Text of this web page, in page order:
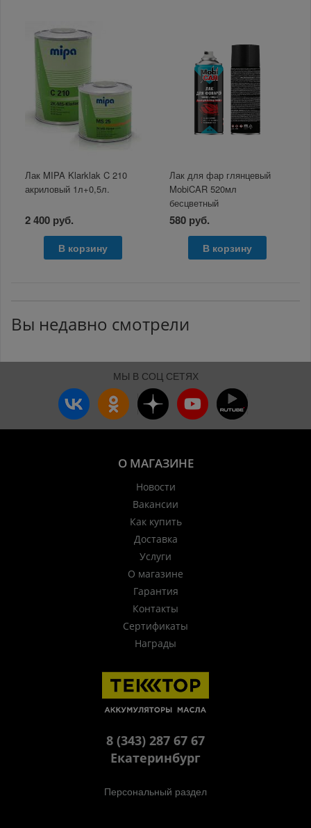
Лак MIPA Klarklak C 210
акриловый 1л+0,5л.
2 400 руб.
В корзину
Лак для фар глянцевый
MobiCAR 520мл
бесцветный
580 руб.
В корзину
Вы недавно смотрели
МЫ В СОЦ СЕТЯХ
О МАГАЗИНЕ
Новости
Вакансии
Как купить
Доставка
Услуги
О магазине
Гарантия
Контакты
Сертификаты
Награды
8 (343) 287 67 67
Екатеринбург
Персональный раздел